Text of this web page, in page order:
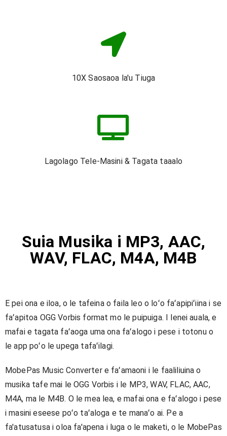
10X Saosaoa la'u Tiuga
Lagolago Tele-Masini & Tagata taaalo
Suia Musika i MP3, AAC,
WAV, FLAC, M4A, M4B
E pei ona e iloa, o le tafeina o faila leo o loʻo faʻapipiʻiina i se
faʻapitoa OGG Vorbis format mo le puipuiga. I lenei auala, e
mafai e tagata faʻaoga uma ona faʻalogo i pese i totonu o
le app poʻo le upega tafaʻilagi.
MobePas Music Converter e faʻamaoni i le faaliliuina o
musika tafe mai le OGG Vorbis i le MP3, WAV, FLAC, AAC,
M4A, ma le M4B. O le mea lea, e mafai ona e faʻalogo i pese
i masini eseese poʻo taʻaloga e te manaʻo ai. Pe a
fa'atusatusa i oloa fa'apena i luga o le maketi, o le MobePas